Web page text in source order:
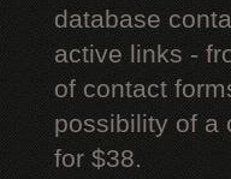
database
active links -
of contact
possibility of a
for $38.